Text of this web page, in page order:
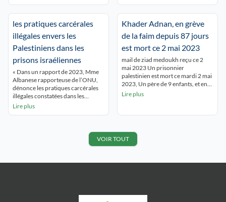
signature d’un avis d’expulsion
vers le Liban, son pays natal. Mais
l’Etat Français, soutien direct du
génocide à […]
personnes rassemblées
intervention du collectif 69
Palestine Bonjour à tous et à
toutes, Je m’exprime ce soir au
nom du […]
les pratiques carcérales
illégales envers les
Palestiniens dans les
prisons israéliennes
« Dans un rapport de 2023, Mme
Albanese rapporteuse de l’ONU,
dénonce les pratiques carcérales
illégales constatées dans les
prisons israéliennes envers les
palestiniens occupés, elle juge ces
Lire plus
Khader Adnan, en grève
de la faim depuis 87 jours
est mort ce 2 mai 2023
mail de ziad medoukh reçu ce 2
mai 2023 Un prisonnier
palestinien est mort ce mardi 2 mai
2023, Un père de 9 enfants, et en
grève de la faim depuis 87 jours Le
la ville de Jénine au nord de la
Lire plus
VOIR TOUT